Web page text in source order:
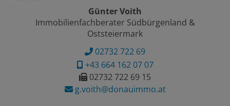
Günter Voith
Immobilienfachberater Südbürgenland &
Oststeiermark
02732 722 69
+43 664 162 07 07
02732 722 69 15
g.voith@donauimmo.at